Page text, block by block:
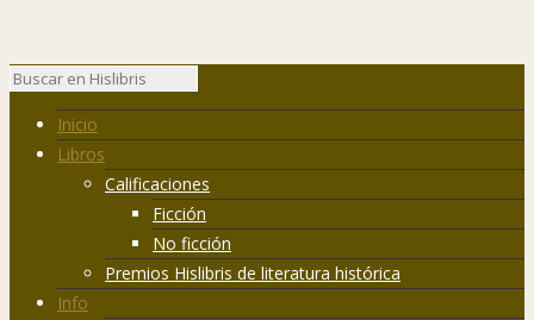
Inicio
Libros
Calificaciones
Ficción
No ficción
Premios Hislibris de literatura histórica
Info